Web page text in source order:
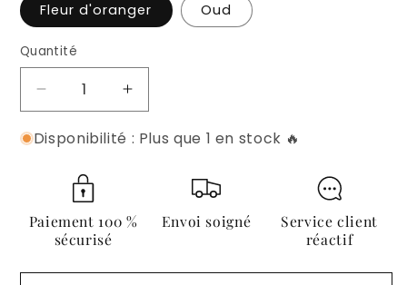
Fleur d'oranger Oud
Quantité
Quantité
Réduire
la
quantité
Bougie
artisanale
berbère
noire
blanche
Augmenter
la
quantité
artisanale
berbère
blanche
Disponibilité : Plus que 1 en stock 🔥
Paiement 100 %
sécurisé
Envoi soigné
Service client
réactif